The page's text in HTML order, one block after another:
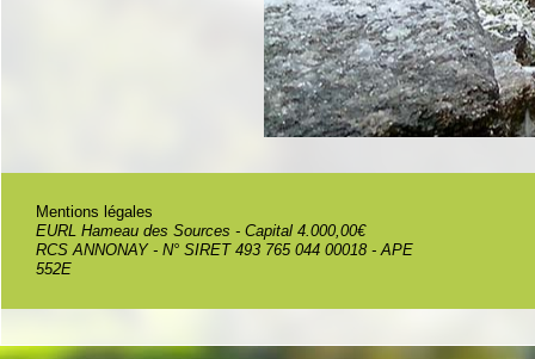
Mentions légales
EURL Hameau des Sources - Capital 4.000,00€
RCS ANNONAY - N° SIRET 493 765 044 00018 - APE
552E